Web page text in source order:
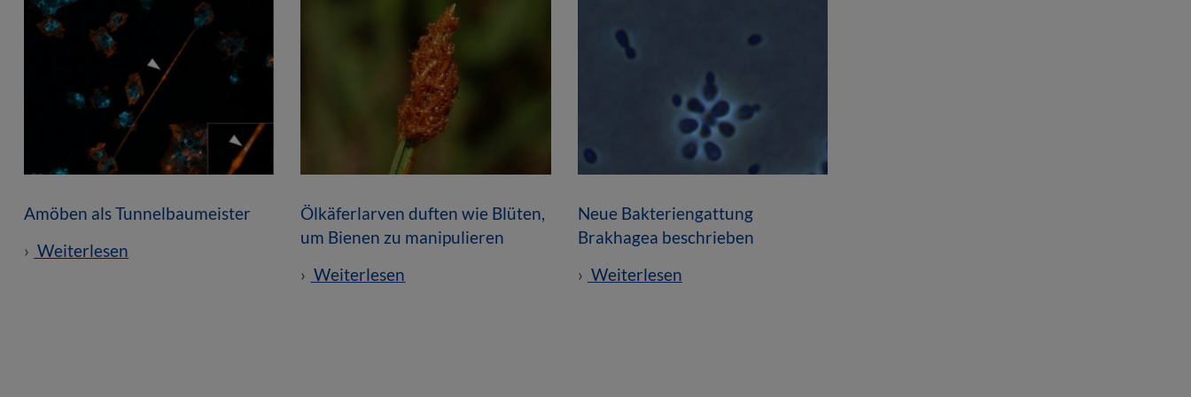
Amöben als Tunnelbaumeister
Weiterlesen
Ölkäferlarven duften wie Blüten,
um Bienen zu manipulieren
Weiterlesen
Neue Bakteriengattung
Brakhagea beschrieben
Weiterlesen